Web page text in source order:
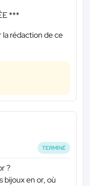
***
rédaction de ce
TERMINÉ
?
bijoux en or, où